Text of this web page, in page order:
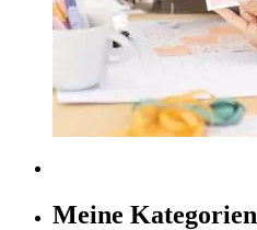
Meine Kategorien